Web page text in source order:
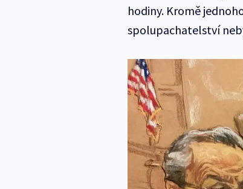
hodiny. Kromě
spolupachatelství